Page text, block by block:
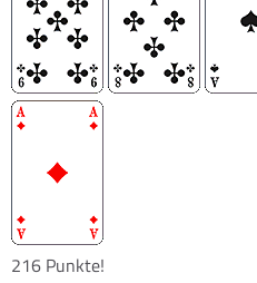
216 Punkte!